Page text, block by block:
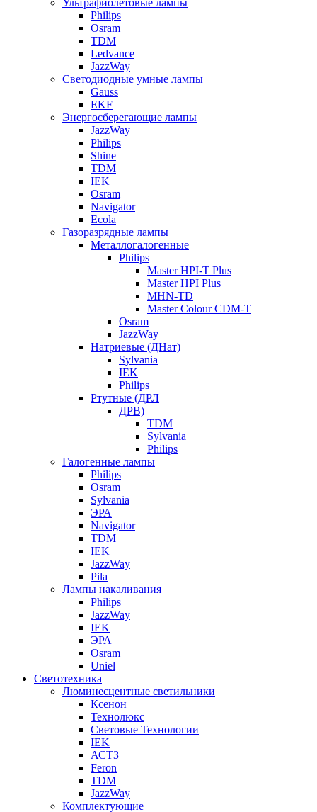
Philips
Osram
TDM
Ledvance
JazzWay
Светодиодные умные лампы
Gauss
EKF
Энергосберегающие лампы
JazzWay
Philips
Shine
TDM
IEK
Osram
Navigator
Ecola
Газоразрядные лампы
Металлогалогенные
Philips
Master HPI-T Plus
Master HPI Plus
MHN-TD
Master Colour CDM-T
Osram
JazzWay
Натриевые (ДНат)
Sylvania
IEK
Philips
Ртутные (ДРЛ
ДРВ)
TDM
Sylvania
Philips
Галогенные лампы
Philips
Osram
Sylvania
ЭРА
Navigator
TDM
IEK
JazzWay
Pila
Лампы накаливания
Philips
JazzWay
IEK
ЭРА
Osram
Uniel
Светотехника
Люминесцентные светильники
Ксенон
Технолюкс
Световые Технологии
IEK
АСТЗ
Feron
TDM
JazzWay
Комплектующие